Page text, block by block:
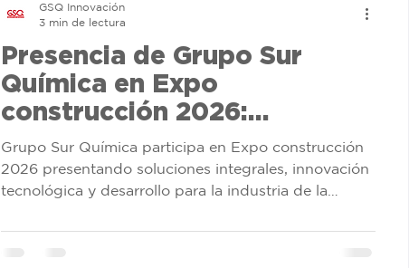
Presencia de Grupo Sur
Química en Expo
construcción 2026:
soluciones para el sistema
constructivo
Grupo Sur Química participa en Expo construcción
2026 presentando soluciones integrales, innovación
tecnológica y desarrollo para la industria de la
GSQ Innovación
3 min de lectura